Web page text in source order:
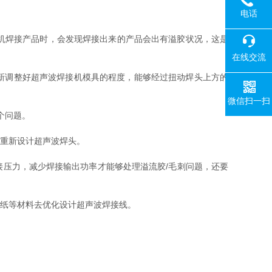
产品时，会发现焊接出来的产品会出有溢胶状况，这是
好超声波焊接机模具的程度，能够经过扭动焊头上方的
题。
设计超声波焊头。
，减少焊接输出功率才能够处理溢流胶/毛刺问题，还要
材料去优化设计超声波焊接线。
电话
在线交流
微信扫一扫